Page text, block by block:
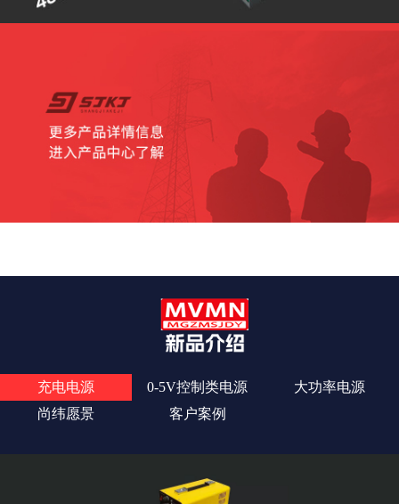
充电电源 0-5V控制类电源
大功率电源
尚纬愿景
客户案例